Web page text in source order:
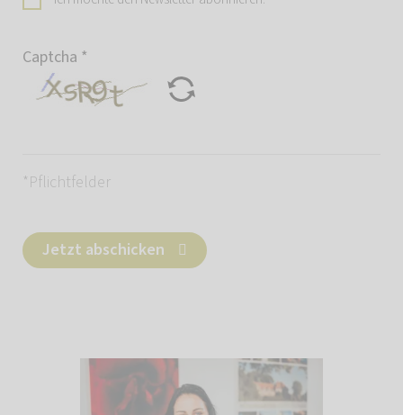
Captcha *
*Pflichtfelder
Jetzt abschicken